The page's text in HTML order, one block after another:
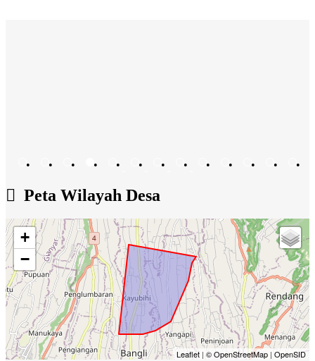
• • • • • • • • • • • •
•
Peta Wilayah Desa
+
−
Leaflet | © OpenStreetMap | OpenSID